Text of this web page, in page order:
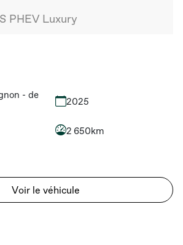
PHEV Luxury
- de
2025
2 650km
Voir le véhicule